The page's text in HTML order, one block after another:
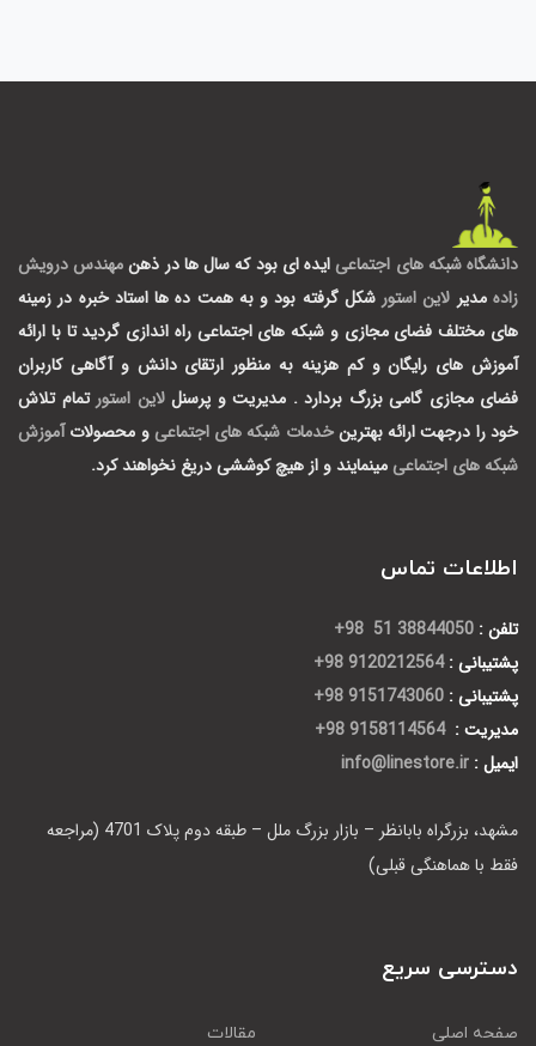
دانشگاه شبکه های اجتماعی ایده ای بود که سال ها در ذهنمهندس درویش
زاده مدیر لاین استور شکل گرفته بود و به همت ده ها استاد خبره در زمینه
های مختلف فضای مجازی و شبکه های اجتماعی راه اندازی گردید تا با ارائه
آموزش های رایگان و کم هزینه به منظور ارتقای دانش و آگاهی کاربران
فضای مجازی گامی بزرگ بردارد . مدیریت و پرسنللاین استور تمام تلاش
خود را درجهت ارائه بهترینخدمات شبکه های اجتماعی و محصولات آموزش
شبکه های اجتماعی مینمایند و از هیچ کوششی دریغ نخواهند کرد.
اطلاعات تماس
تلفن : 38844050 51 98+
پشتیبانی : 9120212564 98+
پشتیبانی : 9151743060 98+
مدیریت : 9158114564 98+
ایمیل : info@linestore.ir
مشهد، بزرگراه بابانظر – بازار بزرگ ملل – طبقه دوم پلاک 4701 (مراجعه
فقط با هماهنگی قبلی)
دسترسی سریع
صفحه اصلی
مقالات